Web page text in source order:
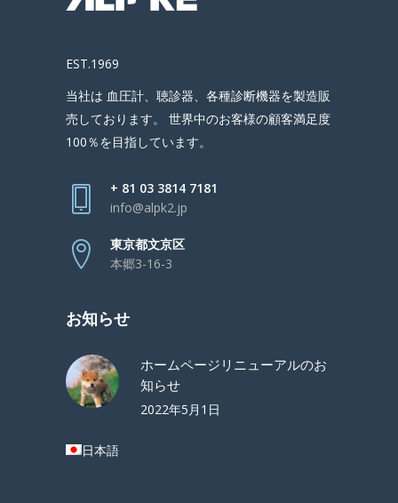
EST.1969
当社は 血圧計、聴診器、各種診断機器を製造販
売しております。 世界中のお客様の顧客満足度
100％を目指しています。
+ 81 03 3814 7181
info@alpk2.jp
東京都文京区
本郷3-16-3
お知らせ
ホームページリニューアルのお
知らせ
2022年5月1日
日本語